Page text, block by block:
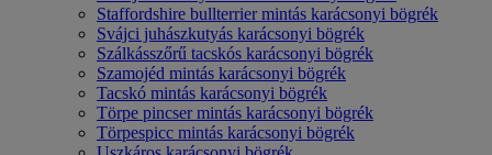
Staffordshire bullterrier mintás karácsonyi bögrék
Svájci juhászkutyás karácsonyi bögrék
Szálkásszőrű tacskós karácsonyi bögrék
Szamojéd mintás karácsonyi bögrék
Tacskó mintás karácsonyi bögrék
Törpe pincser mintás karácsonyi bögrék
Törpespicc mintás karácsonyi bögrék